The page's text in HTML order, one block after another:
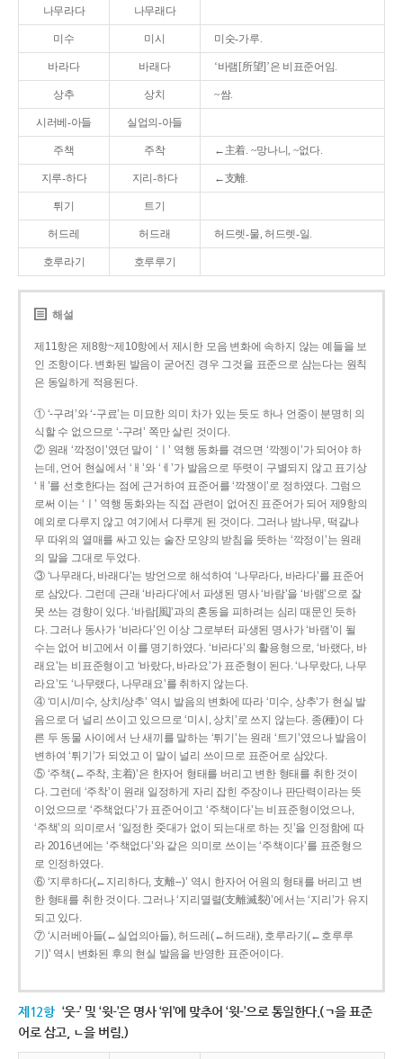
나무라다 나무래다
미수 미시 미숫-가루.
바라다 바래다 ‘바램[所望]’은 비표준어임.
상추 상치 ~쌈.
시러베-아들 실업의-아들
주책 주착 ←主着. ~망나니, ~없다.
지루-하다 지리-하다 ←支離.
튀기 트기
허드레 허드래 허드렛-물, 허드렛-일.
호루라기 호루루기
해설
제11항은 제8항~제10항에서 제시한 모음 변화에 속하지 않는 예들을 보
인 조항이다. 변화된 발음이 굳어진 경우 그것을 표준으로 삼는다는 원칙
은 동일하게 적용된다.
① ‘-구려’와 ‘-구료’는 미묘한 의미 차가 있는 듯도 하나 언중이 분명히 의
식할 수 없으므로 ‘-구려’ 쪽만 살린 것이다.
② 원래 ‘깍정이’였던 말이 ‘ㅣ’ 역행 동화를 겪으면 ‘깍젱이’가 되어야 하
는데, 언어 현실에서 ‘ㅐ’와 ‘ㅔ’가 발음으로 뚜렷이 구별되지 않고 표기상
‘ㅐ’를 선호한다는 점에 근거하여 표준어를 ‘깍쟁이’로 정하였다. 그럼으
로써 이는 ‘ㅣ’ 역행 동화와는 직접 관련이 없어진 표준어가 되어 제9항의
예외로 다루지 않고 여기에서 다루게 된 것이다. 그러나 밤나무, 떡갈나
무 따위의 열매를 싸고 있는 술잔 모양의 받침을 뜻하는 ‘깍정이’는 원래
의 말을 그대로 두었다.
③ ‘나무래다, 바래다’는 방언으로 해석하여 ‘나무라다, 바라다’를 표준어
로 삼았다. 그런데 근래 ‘바라다’에서 파생된 명사 ‘바람’을 ‘바램’으로 잘
못 쓰는 경향이 있다. ‘바람[風]’과의 혼동을 피하려는 심리 때문인 듯하
다. 그러나 동사가 ‘바라다’인 이상 그로부터 파생된 명사가 ‘바램’이 될
수는 없어 비고에서 이를 명기하였다. ‘바라다’의 활용형으로, ‘바랬다, 바
래요’는 비표준형이고 ‘바랐다, 바라요’가 표준형이 된다. ‘나무랐다, 나무
라요’도 ‘나무랬다, 나무래요’를 취하지 않는다.
④ ‘미시/미수, 상치/상추’ 역시 발음의 변화에 따라 ‘미수, 상추’가 현실 발
음으로 더 널리 쓰이고 있으므로 ‘미시, 상치’로 쓰지 않는다. 종(種)이 다
른 두 동물 사이에서 난 새끼를 말하는 ‘튀기’는 원래 ‘트기’였으나 발음이
변하여 ‘튀기’가 되었고 이 말이 널리 쓰이므로 표준어로 삼았다.
⑤ ‘주책(←주착, 主着)’은 한자어 형태를 버리고 변한 형태를 취한 것이
다. 그런데 ‘주착’이 원래 일정하게 자리 잡힌 주장이나 판단력이라는 뜻
이었으므로 ‘주책없다’가 표준어이고 ‘주책이다’는 비표준형이었으나,
‘주책’의 의미로서 ‘일정한 줏대가 없이 되는대로 하는 짓’을 인정함에 따
라 2016년에는 ‘주책없다’와 같은 의미로 쓰이는 ‘주책이다’를 표준형으
로 인정하였다.
⑥ ‘지루하다(←지리하다, 支離--)’ 역시 한자어 어원의 형태를 버리고 변
한 형태를 취한 것이다. 그러나 ‘지리멸렬(支離滅裂)’에서는 ‘지리’가 유지
되고 있다.
⑦ ‘시러베아들(←실업의아들), 허드레(←허드래), 호루라기(←호루루
기)’ 역시 변화된 후의 현실 발음을 반영한 표준어이다.
제12항 ‘웃-’ 및 ‘윗-’은 명사 ‘위’에 맞추어 ‘윗-’으로 통일한다.(ㄱ을 표준
어로 삼고, ㄴ을 버림.)